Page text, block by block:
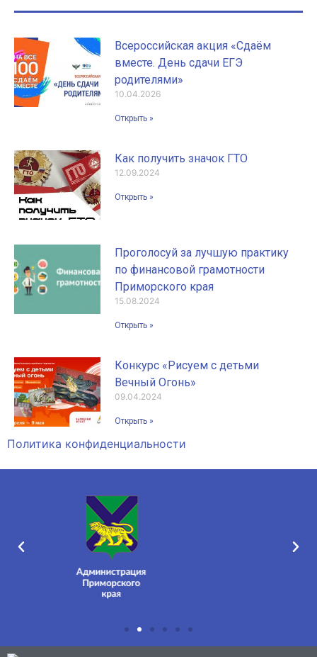
Всероссийская акция «Сдаём
вместе. День сдачи ЕГЭ
родителями»
10.04.2026
Открыть »
Как получить значок ГТО
12.09.2024
Открыть »
Проголосуй за лучшую практику
по финансовой грамотности
Приморского края
15.08.2024
Открыть »
Конкурс «Рисуем с детьми
Вечный Огонь»
09.04.2024
Открыть »
Политика конфиденциальности